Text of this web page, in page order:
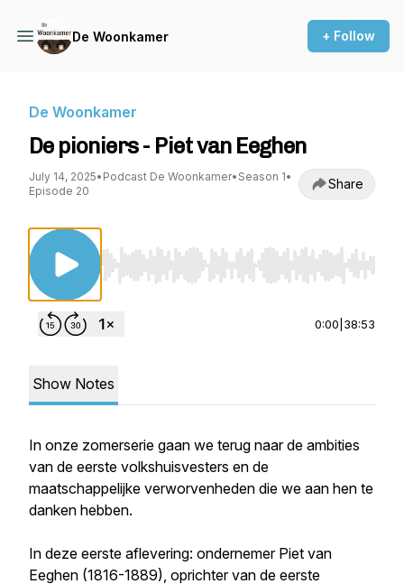
De Woonkamer + Follow
De Woonkamer
De pioniers - Piet van Eeghen
July 14, 2025• Podcast De Woonkamer• Season 1•
Episode 20
Share
Use Left/Right to seek, Home/End to jump
0:00 38:53
Show Notes
In onze zomerserie gaan we terug naar de ambities
van de eerste volkshuisvesters en de
maatschappelijke verworvenheden die we aan hen te
danken hebben.
In deze eerste aflevering: ondernemer Piet van
Eeghen (1816-1889), oprichter van de eerste